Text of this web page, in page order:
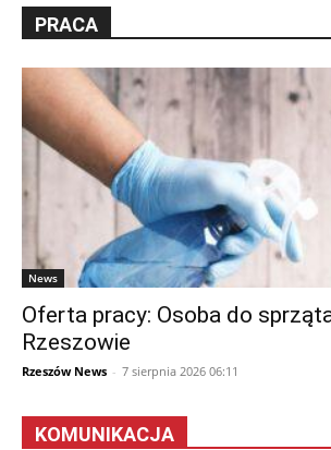
PRACA
News
Oferta pracy: Osoba do
Rzeszowie
Rzeszów News - 7 sierpnia 2026 06:11
KOMUNIKACJA